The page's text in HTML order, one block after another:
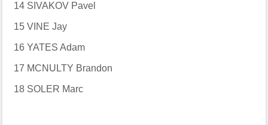
14 SIVAKOV Pavel
15 VINE Jay
16 YATES Adam
17 MCNULTY Brandon
18 SOLER Marc